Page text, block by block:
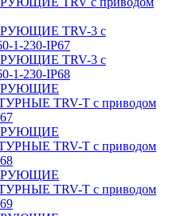
TRV-3 с
1-230-IP67
TRV-3 с
1-230-IP68
TRV-T с приводом
TRV-T с приводом
TRV-T с приводом